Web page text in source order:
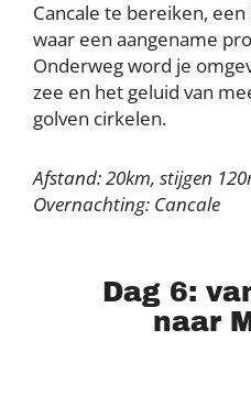
Cancale te bereiken,
waar een aangename
Onderweg word je
zee en het geluid van
golven cirkelen.
Afstand: 20km, stijgen
Overnachting: Cancale
Dag 6:
naar